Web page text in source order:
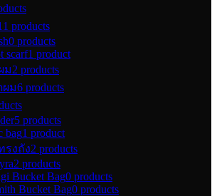
products
0 products
scarf1 product
ม2 products
ม6 products
5 products
bag1 product
รงถัง2 products
2 products
Bucket Bag0 products
Bucket Bag0 products